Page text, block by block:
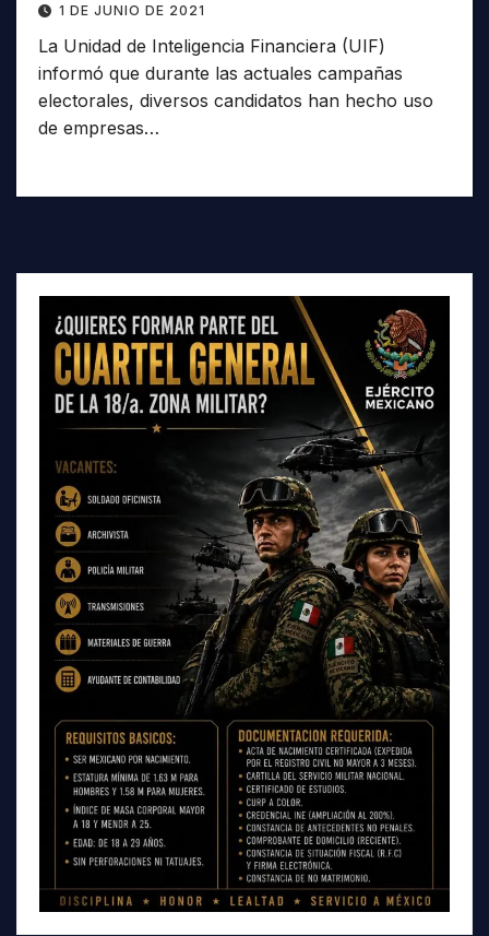
1 DE JUNIO DE 2021
La Unidad de Inteligencia Financiera (UIF)
informó que durante las actuales campañas
electorales, diversos candidatos han hecho uso
de empresas…